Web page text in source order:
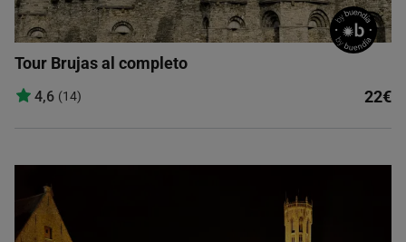
Tour Brujas al completo
4,6 (14) 22€